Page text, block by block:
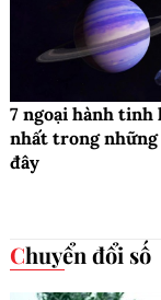
7 ngoại hành tinh
nhất trong những
đây
Chuyển đổi số